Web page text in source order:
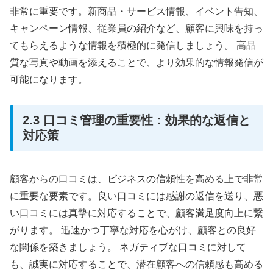
非常に重要です。新商品・サービス情報、イベント告知、
キャンペーン情報、従業員の紹介など、顧客に興味を持っ
てもらえるような情報を積極的に発信しましょう。 高品
質な写真や動画を添えることで、より効果的な情報発信が
可能になります。
2.3 口コミ管理の重要性：効果的な返信と
対応策
顧客からの口コミは、ビジネスの信頼性を高める上で非常
に重要な要素です。良い口コミには感謝の返信を送り、悪
い口コミには真摯に対応することで、顧客満足度向上に繋
がります。 迅速かつ丁寧な対応を心がけ、顧客との良好
な関係を築きましょう。 ネガティブな口コミに対して
も、誠実に対応することで、潜在顧客への信頼感も高める